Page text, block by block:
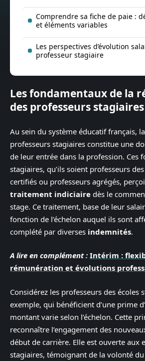
Comprendre sa fiche de paie :
et éléments variables
Les perspectives d’évolution
professeur stagiaire
Les fondamentaux de la
des professeurs stagiaires
Au sein du système éducatif français,
professeurs stagiaires constitue une
de leur entrée dans la profession. Ces
stagiaires, qu’ils soient professeurs
certifiés ou professeurs agrégés,
traitement indiciaire dès le
stage. Ce traitement, base de leur
fonction de l’échelon auquel ils sont
complété par diverses indemnités.
A lire en complément : Intérim :
rémunération et évolutions
Considérez les professeurs des écoles
exemple, qui bénéficient d’une prime
montant varie selon l’échelon. Cette
reconnaître l’engagement des
début de carrière. Elle est ouverte aux
stagiaires, témoignant de la volonté du